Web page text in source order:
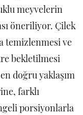
meyvelerin
öneriliyor. Çilek
temizlenmesi ve
bekletilmesi
doğru yaklaşım
farklı
porsiyonlarla